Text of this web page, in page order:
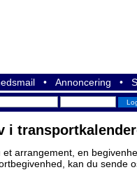
• Annoncering •
i
et arrangement, en
kan du sende